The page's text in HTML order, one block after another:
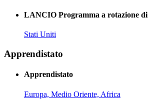
LANCIO Programma a rotazione di
Stati Uniti
Apprendistato
Apprendistato
Europa, Medio Oriente, Africa